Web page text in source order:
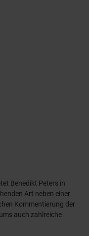
Benedikt Peters in
Art neben einer
Kommentierung der
auch zahlreiche